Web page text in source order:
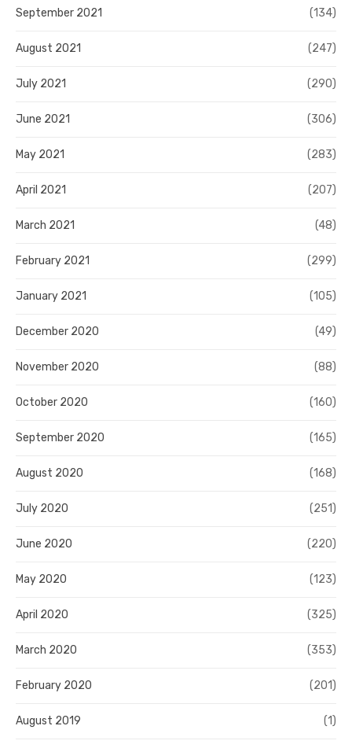
September 2021 (134)
August 2021 (247)
July 2021 (290)
June 2021 (306)
May 2021 (283)
April 2021 (207)
March 2021 (48)
February 2021 (299)
January 2021 (105)
December 2020 (49)
November 2020 (88)
October 2020 (160)
September 2020 (165)
August 2020 (168)
July 2020 (251)
June 2020 (220)
May 2020 (123)
April 2020 (325)
March 2020 (353)
February 2020 (201)
August 2019 (1)